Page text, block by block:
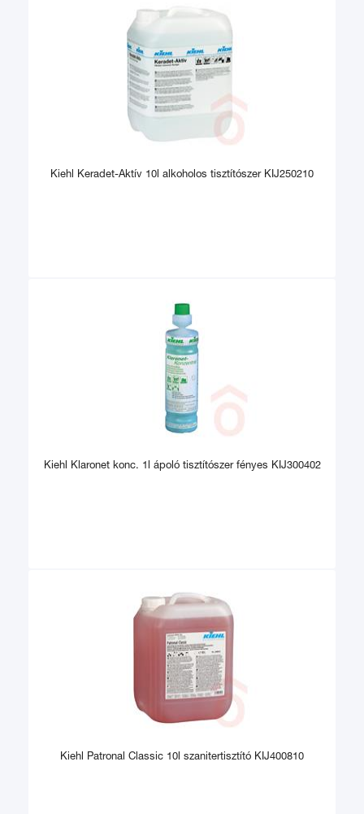
Kiehl Keradet-Aktív 10l alkoholos tisztítószer KIJ250210
Kiehl Klaronet konc. 1l ápoló tisztítószer fényes KIJ300402
Kiehl Patronal Classic 10l szanitertisztító KIJ400810